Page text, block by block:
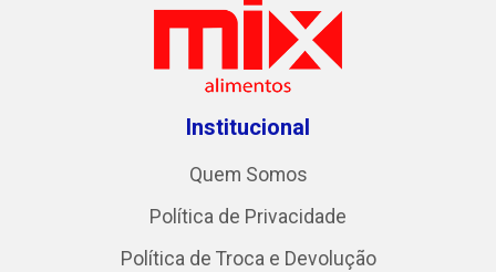
Institucional
Quem Somos
Política de Privacidade
Política de Troca e Devolução